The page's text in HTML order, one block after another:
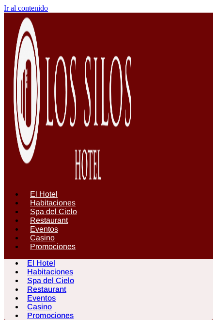
Ir al contenido
El Hotel
Habitaciones
Spa del Cielo
Restaurant
Eventos
Casino
Promociones
El Hotel
Habitaciones
Spa del Cielo
Restaurant
Eventos
Casino
Promociones